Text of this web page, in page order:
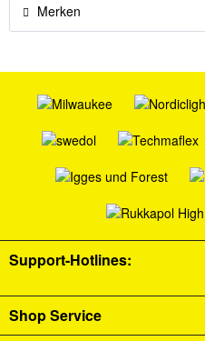
Merken
Support-Hotlines:
Shop Service